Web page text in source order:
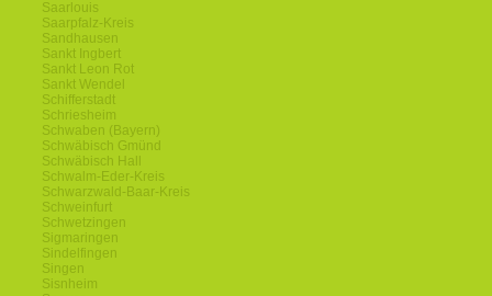
Saarlouis
Saarpfalz-Kreis
Sandhausen
Sankt Ingbert
Sankt Leon Rot
Sankt Wendel
Schifferstadt
Schriesheim
Schwaben (Bayern)
Schwäbisch Gmünd
Schwäbisch Hall
Schwalm-Eder-Kreis
Schwarzwald-Baar-Kreis
Schweinfurt
Schwetzingen
Sigmaringen
Sindelfingen
Singen
Sisnheim